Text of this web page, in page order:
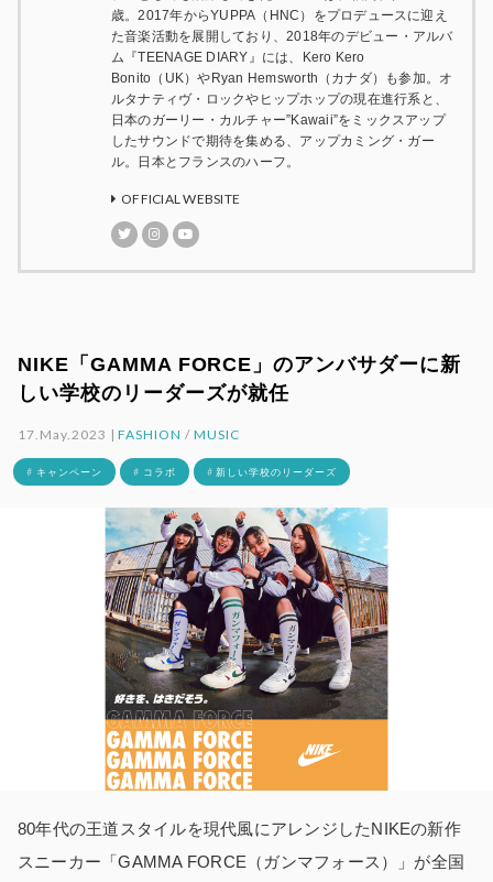
歳。2017年からYUPPA（HNC）をプロデュースに迎え
た音楽活動を展開しており、2018年のデビュー・アルバ
ム『TEENAGE DIARY』には、Kero Kero
Bonito（UK）やRyan Hemsworth（カナダ）も参加。オ
ルタナティヴ・ロックやヒップホップの現在進行系と、
日本のガーリー・カルチャー”Kawaii”をミックスアップ
したサウンドで期待を集める、アップカミング・ガー
ル。日本とフランスのハーフ。
OFFICIAL WEBSITE
NIKE「GAMMA FORCE」のアンバサダーに新
しい学校のリーダーズが就任
17.May.2023 |FASHION /MUSIC
# キャンペーン # コラボ # 新しい学校のリーダーズ
80年代の王道スタイルを現代風にアレンジしたNIKEの新作
スニーカー「GAMMA FORCE（ガンマフォース）」が全国